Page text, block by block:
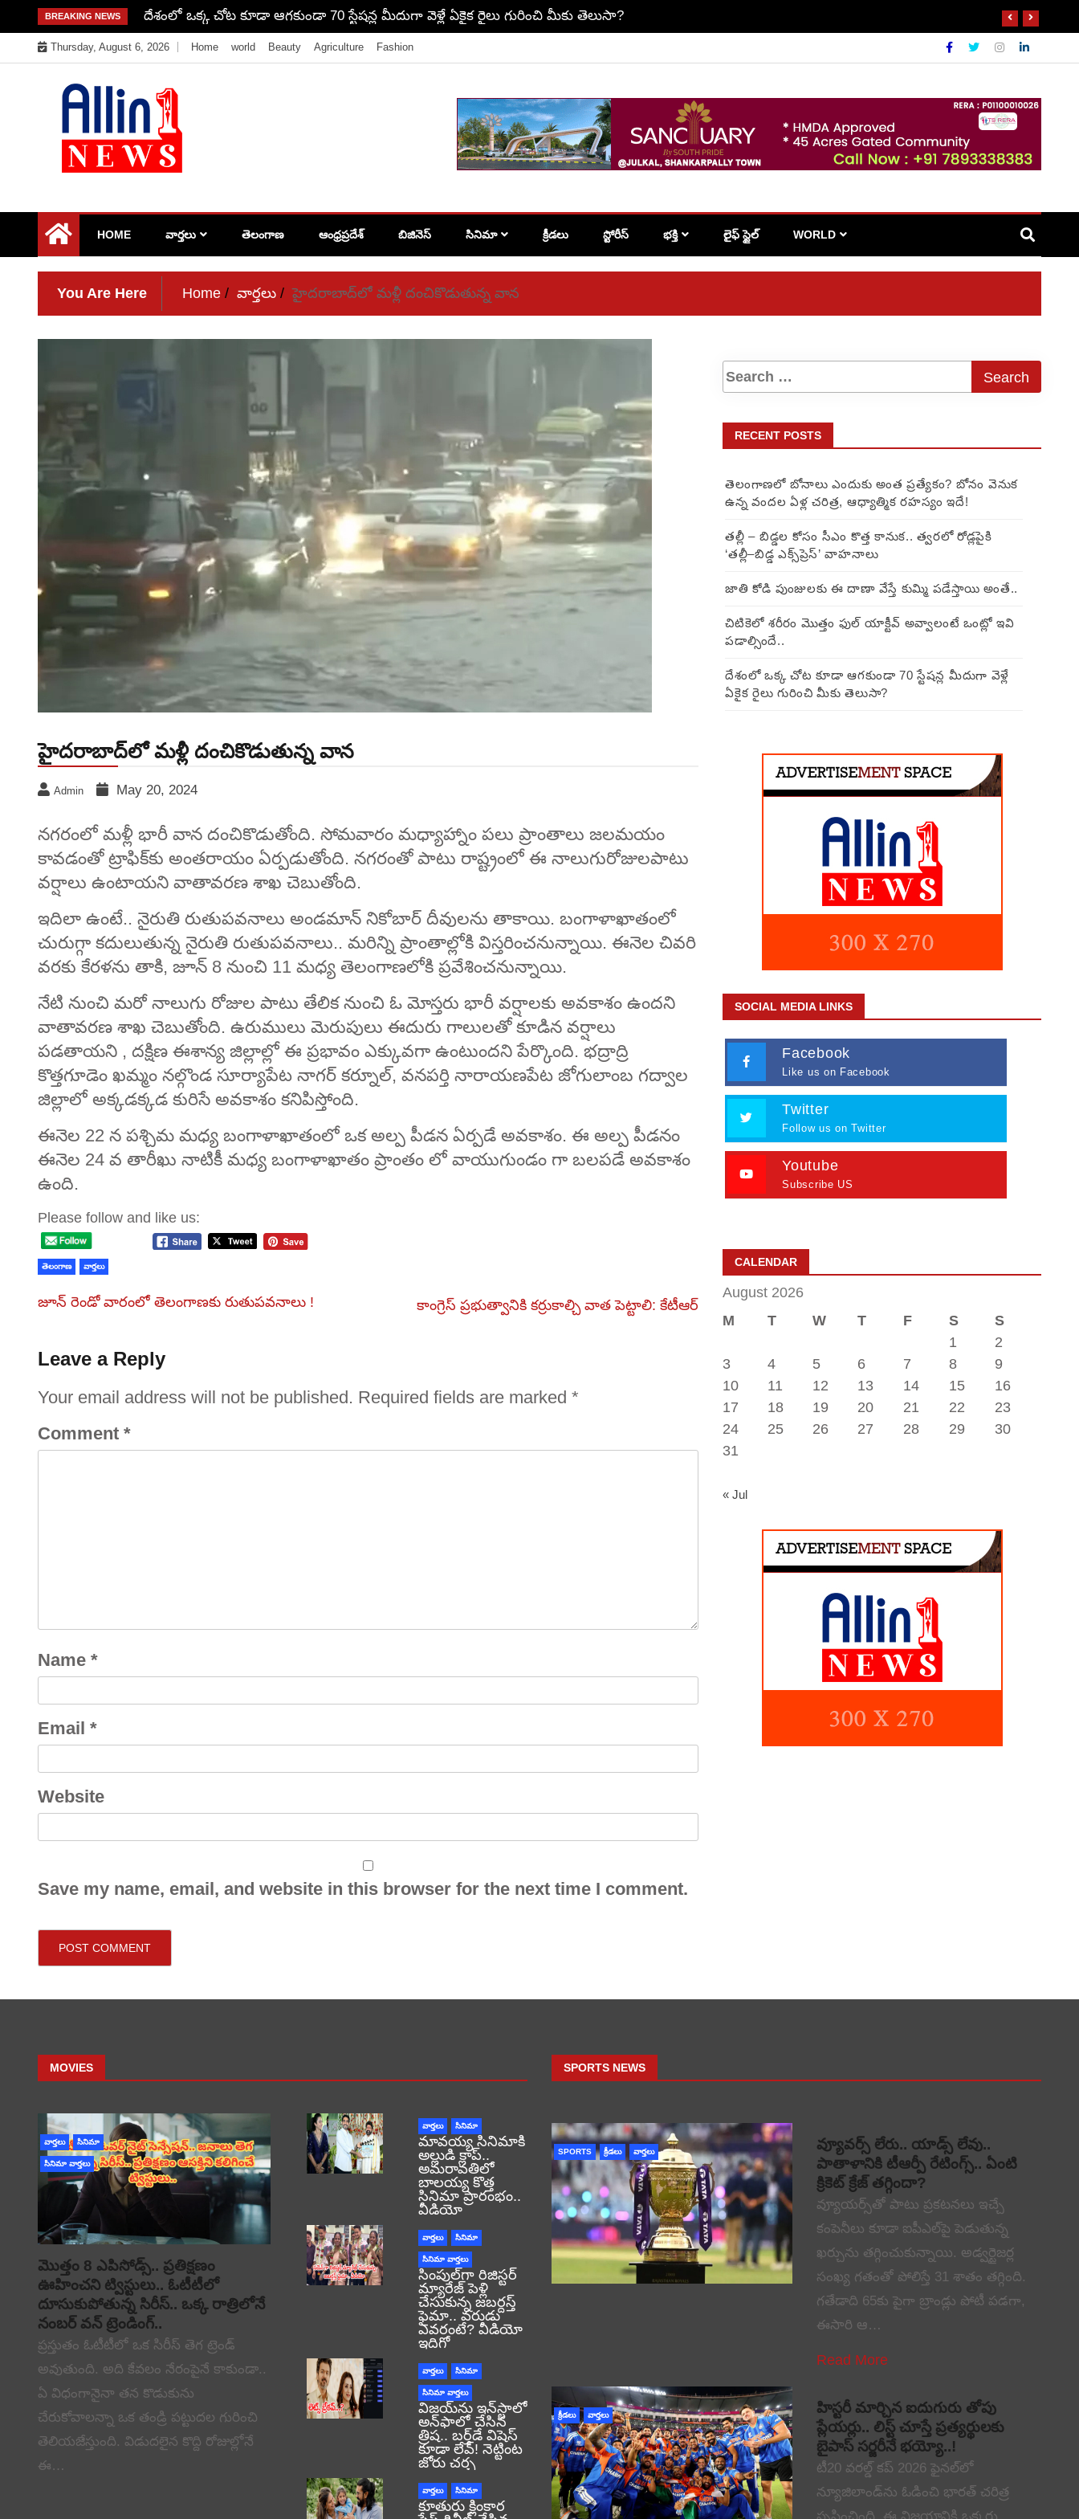
to
content
BREAKING NEWS గుండెల్ని పిండేసే ఘటన.. భార్య మీద కోపంతో పసిప్రాణాన్ని క్రూరంగా..
Thursday, August 6, 2026 Home world Beauty Agriculture Fashion
HOME వార్తలు తెలంగాణ ఆంధ్రప్రదేశ్ బిజినెస్ సినిమా క్రీడలు స్టోరీస్ భక్తి లైఫ్ స్టైల్ WORLD
You Are Here Home వార్తలు హైదరాబాద్‌లో మళ్లీ దంచికొడుతున్న వాన
హైదరాబాద్‌లో మళ్లీ దంచికొడుతున్న వాన
Admin May 20, 2024
నగరంలో మళ్లీ భారీ వాన దంచికొడుతోంది. సోమవారం మధ్యాహ్నాం పలు ప్రాంతాలు జలమయం
కావడంతో ట్రాఫిక్‌కు అంతరాయం ఏర్పడుతోంది. నగరంతో పాటు రాష్ట్రంలో ఈ నాలుగురోజులపాటు
వర్షాలు ఉంటాయని వాతావరణ శాఖ చెబుతోంది.
ఇదిలా ఉంటే.. నైరుతి రుతుపవనాలు అండమాన్ నికోబార్ దీవులను తాకాయి. బంగాళాఖాతంలో
చురుగ్గా కదులుతున్న నైరుతి రుతుపవనాలు.. మరిన్ని ప్రాంతాల్లోకి విస్తరించనున్నాయి. ఈనెల చివరి
వరకు కేరళను తాకి, జూన్ 8 నుంచి 11 మధ్య తెలంగాణలోకి ప్రవేశించనున్నాయి.
నేటి నుంచి మరో నాలుగు రోజుల పాటు తేలిక నుంచి ఓ మోస్తరు భారీ వర్షాలకు అవకాశం ఉందని
వాతావరణ శాఖ చెబుతోంది. ఉరుములు మెరుపులు ఈదురు గాలులతో కూడిన వర్షాలు
పడతాయని , దక్షిణ ఈశాన్య జిల్లాల్లో ఈ ప్రభావం ఎక్కువగా ఉంటుందని పేర్కొంది. భద్రాద్రి
కొత్తగూడెం ఖమ్మం నల్గొండ సూర్యాపేట నాగర్ కర్నూల్, వనపర్తి నారాయణపేట జోగులాంబ గద్వాల
జిల్లాలో అక్కడక్కడ కురిసే అవకాశం కనిపిస్తోంది.
ఈనెల 22 న పశ్చిమ మధ్య బంగాళాఖాతంలో ఒక అల్ప పీడన ఏర్పడే అవకాశం. ఈ అల్ప పీడనం
ఈనెల 24 వ తారీఖు నాటికీ మధ్య బంగాళాఖాతం ప్రాంతం లో వాయుగుండం గా బలపడే అవకాశం
ఉంది.
Please follow and like us:
తెలంగాణ వార్తలు
జూన్‌ రెండో వారంలో తెలంగాణకు రుతుపవనాలు ! కాంగ్రెస్ ప్ర‌భుత్వానికి క‌ర్రుకాల్చి వాత పెట్టాలి: కేటీఆర్‌
Leave a Reply
Your email address will not be published. Required fields are marked *
Comment *
Name *
Email *
Website
Save my name, email, and website in this browser for the next time I comment.
RECENT POSTS
తెలంగాణలో బోనాలు ఎందుకు అంత ప్రత్యేకం? బోనం వెనుక
ఉన్న వందల ఏళ్ల చరిత్ర, ఆధ్యాత్మిక రహస్యం ఇదే!
తల్లీ – బిడ్డల కోసం సీఎం కొత్త కానుక.. త్వరలో రోడ్లపైకి
‘తల్లీ–బిడ్డ ఎక్స్‌ప్రెస్’ వాహనాలు
జాతి కోడి పుంజులకు ఈ దాణా వేస్తే కుమ్మి పడేస్తాయి అంతే..
చిటికెలో శరీరం మొత్తం ఫుల్ యాక్టీవ్ అవ్వాలంటే ఒంట్లో ఇవి
పడాల్సిందే..
దేశంలో ఒక్క చోట కూడా ఆగకుండా 70 స్టేషన్ల మీదుగా వెళ్లే
ఏకైక రైలు గురించి మీకు తెలుసా?
SOCIAL MEDIA LINKS
Facebook
Like us on Facebook
Twitter
Follow us on Twitter
Youtube
Subscribe US
CALENDAR
August 2026
M
T W T F S
S
1
2
3
4 5 6 7 8
9
10
11 12 13 14 15
16
17
18 19 20 21 22
23
24
25 26 27 28 29
30
31
« Jul
MOVIES
వార్తలు సినిమా
సినిమా వార్తలు
మొత్తం 8 ఎపిసోడ్స్.. ప్రతిక్షణం
ఊహించని ట్విస్టులు.. ఓటీటీలో
దూసుకుపోతున్న సిరీస్.. ఒక్క రాత్రిలోనే
నంబర్ వన్ ట్రెండింగ్..
ప్రస్తుతం ఓటీటీలో ఒక సిరీస్ తెగ ట్రెండ్
అవుతుంది. అది కేవలం నేరంపైనే కాకుండా..
ఏ విధంగానైనా తన కొడుకును
చేరుకోవాలన్నా ఒక తండ్రి పట్టుదల గురించి
తెలియజేస్తుంది. విడుదలైన కొద్ది రోజుల్లోనే
ఈ…
వార్తలు సినిమా
మావయ్య సినిమాకి
అల్లుడి క్లాప్..
అమరావతిలో
బాలయ్య కొత్త
సినిమా ప్రారంభం..
వీడియో
వార్తలు సినిమా
సినిమా వార్తలు
సింపుల్‌గా రిజిస్టర్‌
మ్యారేజ్ పెళ్లి
చేసుకున్న జబర్దస్త్
ఫైమా.. వరుడు
ఎవరంటే? వీడియో
ఇదిగో
వార్తలు సినిమా
సినిమా వార్తలు
విజయ్‌ను ఇన్‌స్టాలో
అన్‌ఫాలో చేసిన
త్రిష.. బర్త్‌డే విషెస్
కూడా లేవ్! నెట్టింట
జోరు చర్చ
వార్తలు సినిమా
కూతురు క్లింకార
SPORTS NEWS
SPORTS క్రీడలు వార్తలు
వ్యూవర్స్ లేరు.. యాడ్స్ లేవు..
పాతాళానికి టీఆర్పీ రేటింగ్స్.. ఏంటి
క్రికెట్ క్రేజ్ తగ్గిందా?
వ్యూయర్స్‌తో పాటు ప్రకటనలు ఇచ్చే
కంపెనీలు కూడా ఐపీఎల్‌పై పెడుతున్న
ఖర్చును తగ్గించుకున్నాయి. అడ్వర్టైజర్ల
సంఖ్య గతంతో పోలిస్తే 31 శాతం తగ్గింది.
గతేడాది 65కు పైగా బ్రాండ్లు పోటీ పడగా,
ఈసారి ఆ…
Read More
క్రీడలు వార్తలు
హిస్టరీ మార్చిన ఐదుగురు తోపు
ప్లేయర్లు.. లిస్ట్ చూస్తే ప్రత్యర్థులకు
బైపాస్ సర్జరీనే భయ్యో..!
టీ20 వరల్డ్ కప్ 2026 ఫైనల్‌లో
న్యూజిలాండ్‌ను ఓడించి భారత్ చరిత్ర